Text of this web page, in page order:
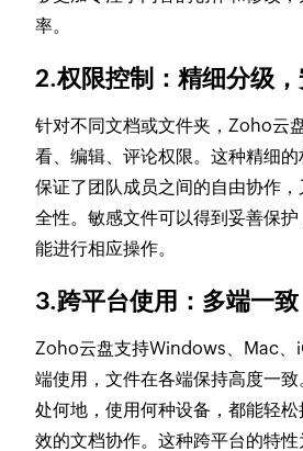
率。
2.权限控制：精细分级
针对不同文档或文件夹，Zoho云
看、编辑、评论权限。这种精细
保证了团队成员之间的自由协作
全性。敏感文件可以得到妥善保
能进行相应操作。
3.跨平台使用：多端一
Zoho云盘支持Windows、Mac、
端使用，文件在各端保持高度一
处何地，使用何种设备，都能轻
效的文档协作。这种跨平台的特